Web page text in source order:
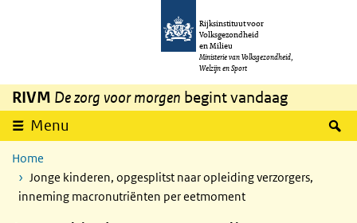
Overslaan en naar de inhoud gaan
Rijksinstituut voor
Volksgezondheid
en Milieu
Ministerie van Volksgezondheid,
Welzijn en Sport
RIVM De zorg voor morgen begint vandaag
Menu
Home
Jonge kinderen, opgesplitst naar opleiding verzorgers,
inneming macronutriënten per eetmoment